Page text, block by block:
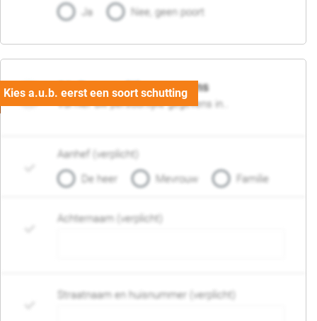
Ja Nee, geen poort
06. Persoonlijke gegevens
Vul hier uw persoonlijke gegevens in..
Aanhef (verplicht)
De heer
Mevrouw Familie
Achternaam (verplicht)
Straatnaam en huisnummer (verplicht)